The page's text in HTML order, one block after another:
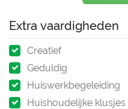
Extra vaardigheden
Creatief
Geduldig
Huiswerkbegeleiding
Huishoudelijke klusjes